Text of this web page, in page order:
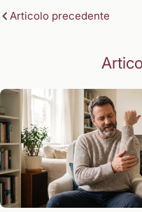
Articolo precedente